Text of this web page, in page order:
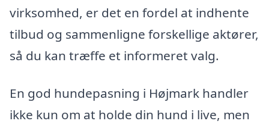
virksomhed, er det en fordel at indhente
tilbud og sammenligne forskellige aktører,
så du kan træffe et informeret valg.
En god hundepasning i Højmark handler
ikke kun om at holde din hund i live, men